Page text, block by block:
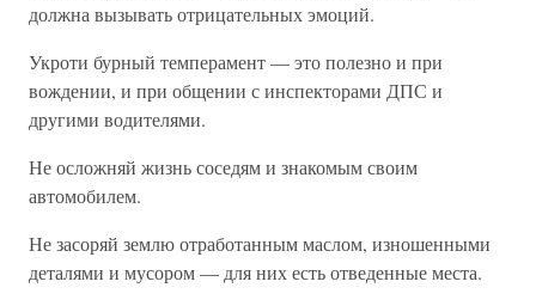
должна вызывать отрицательных эмоций.
Укроти бурный темперамент — это полезно и при
вождении, и при общении с инспекторами ДПС и
другими водителями.
Не осложняй жизнь соседям и знакомым своим
автомобилем.
Не засоряй землю отработанным маслом, изношенными
деталями и мусором — для них есть отведенные места.